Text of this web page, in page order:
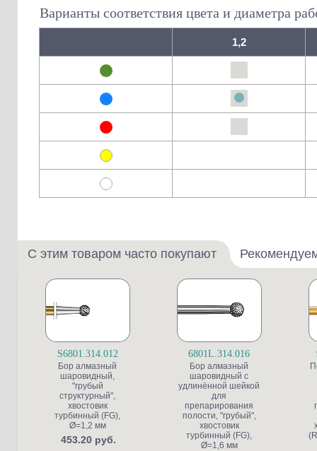
Варианты соответствия цвета и диаметра
1,2
С этим товаром часто покупают
S6801.314.012
Бор алмазный
шаровидный,
"грубый
структурный",
хвостовик
турбинный (FG),
Ø=1,2 мм
453.20 руб.
6801L.314.016
Бор алмазный
шаровидный с
удлинённой шейкой
для
препарирования
полости, "грубый",
хвостовик
турбинный (FG),
Ø=1,6 мм